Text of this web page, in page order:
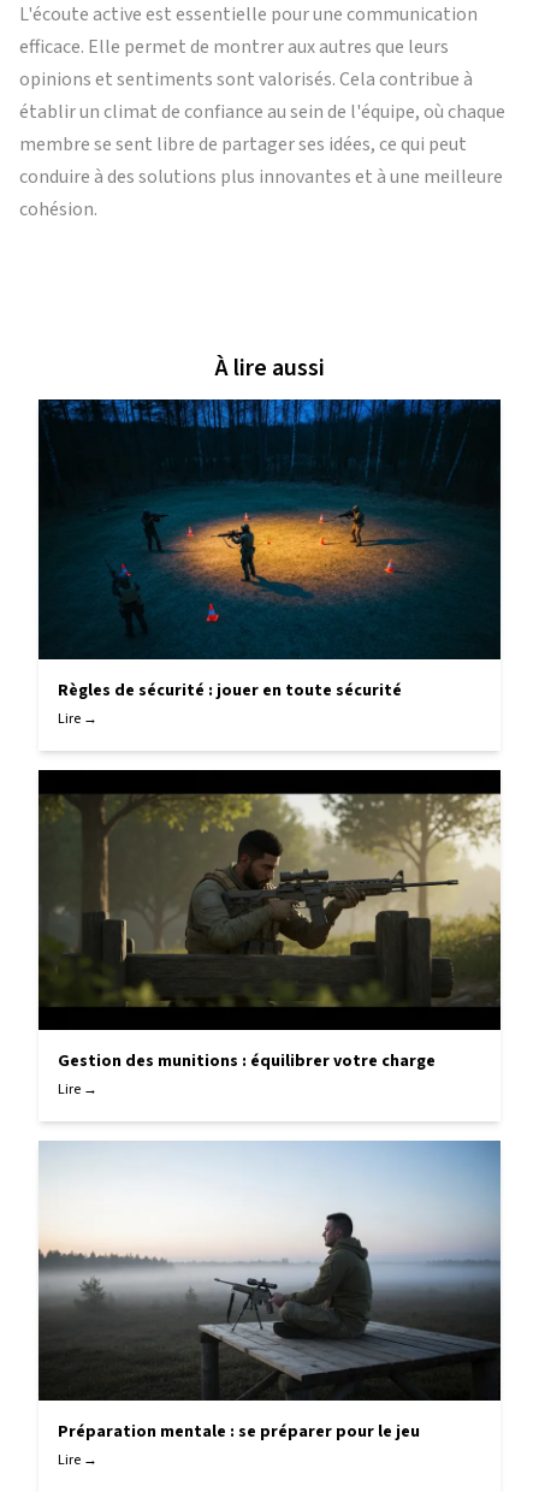
L'écoute active est essentielle pour une communication
efficace. Elle permet de montrer aux autres que leurs
opinions et sentiments sont valorisés. Cela contribue à
établir un climat de confiance au sein de l'équipe, où chaque
membre se sent libre de partager ses idées, ce qui peut
conduire à des solutions plus innovantes et à une meilleure
cohésion.
À lire aussi
Règles de sécurité : jouer en toute sécurité
Lire →
Gestion des munitions : équilibrer votre charge
Lire →
Préparation mentale : se préparer pour le jeu
Lire →